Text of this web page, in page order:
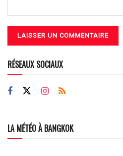
RÉSEAUX SOCIAUX
LA MÉTÉO À BANGKOK